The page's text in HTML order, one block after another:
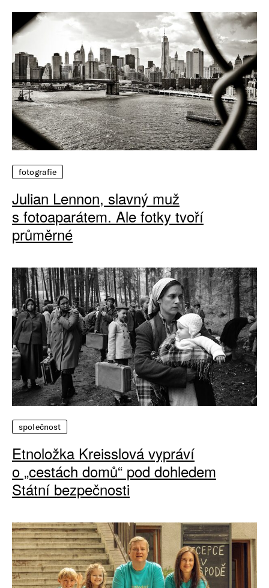
fotografie
Julian Lennon, slavný muž
s fotoaparátem. Ale fotky tvoří
průměrné
společnost
Etnoložka Kreisslová vypráví
o „cestách domů“ pod dohledem
Státní bezpečnosti